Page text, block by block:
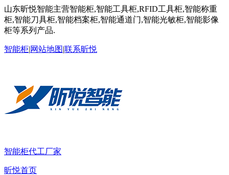
山东昕悦智能主营智能柜,智能工具柜,RFID工具柜,智能称重
柜,智能刀具柜,智能档案柜,智能通道门,智能光敏柜,智能影像
柜等系列产品.
智能柜|网站地图|联系昕悦
智能柜代工厂家
昕悦首页